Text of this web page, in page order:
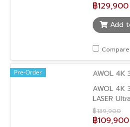
Short
-เทคโนโลยี
สวยสดใสม
10+ -ให้สีสั
colors -เพีย
25 cm ก็ไ
ฉายภาพสู
3 มิติ -รับป
฿129,900
Add
Compare
Pre-Order
AWOL 4K
LASER
ANSI
Short
฿139,900
฿109,900